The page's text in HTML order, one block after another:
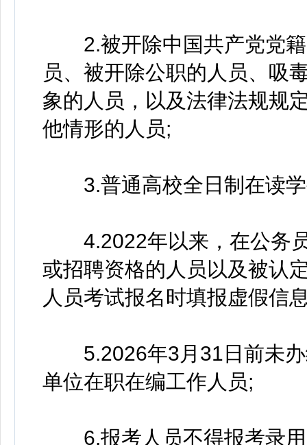
2.被开除中国共产党党籍
员、被开除公职的人员、吸
象的人员，以及法律法规规
他情形的人员;
3.普通高校全日制在读学
4.2022年以来，在公务员
或招聘资格的人员以及被认
人员考试报名时填报虚假信
5.2026年3月31日前未办
单位在职在编工作人员;
6.报考人员不得报考录用